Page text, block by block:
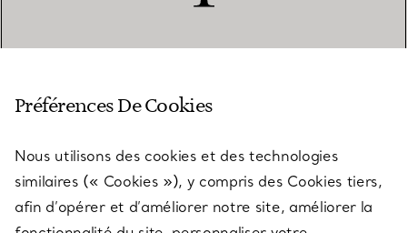
SERVICES
Préférences De Cookies
Nous utilisons des cookies et des technologies
similaires (« Cookies »), y compris des Cookies tiers,
afin d’opérer et d’améliorer notre site, améliorer la